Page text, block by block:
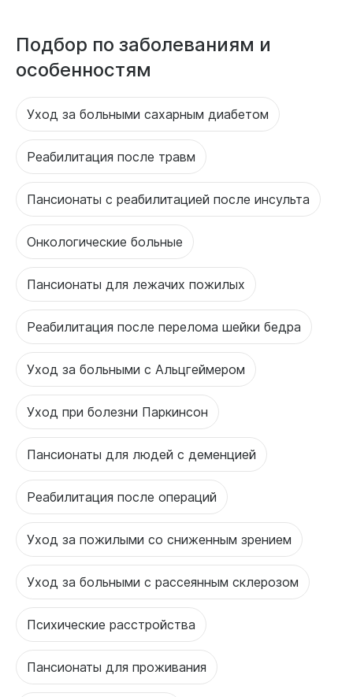
Подбор по заболеваниям и
особенностям
Уход за больными сахарным диабетом
Реабилитация после травм
Пансионаты с реабилитацией после инсульта
Онкологические больные
Пансионаты для лежачих пожилых
Реабилитация после перелома шейки бедра
Уход за больными с Альцгеймером
Уход при болезни Паркинсон
Пансионаты для людей с деменцией
Реабилитация после операций
Уход за пожилыми со сниженным зрением
Уход за больными с рассеянным склерозом
Психические расстройства
Пансионаты для проживания